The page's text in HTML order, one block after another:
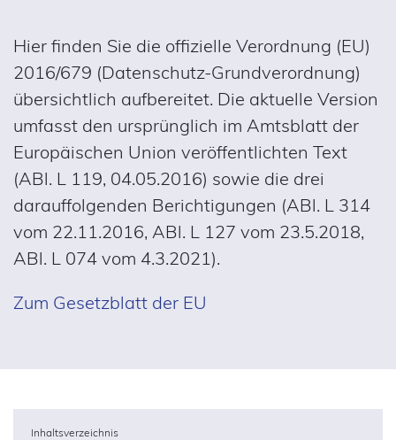
Hier finden Sie die offizielle Verordnung (EU)
2016/679 (Datenschutz-Grundverordnung)
übersichtlich aufbereitet. Die aktuelle Version
umfasst den ursprünglich im Amtsblatt der
Europäischen Union veröffentlichten Text
(ABl. L 119, 04.05.2016) sowie die drei
darauffolgenden Berichtigungen (ABl. L 314
vom 22.11.2016, ABl. L 127 vom 23.5.2018,
ABl. L 074 vom 4.3.2021).
Zum Gesetzblatt der EU
Inhaltsverzeichnis